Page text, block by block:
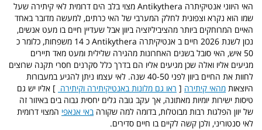
האי היווני אנטיקיתרה Antikythera מצוי בלב הים דרומית לאי קיתירה שעל
שמו הוא נקרא וצפונית לחלק המערבי של האי כרתים, למעשה מדובר באחד
האיים המרוחקים ביותר מהציביליזציה ביוון אבל שעדיין חיים בו מעט אנשים,
נכון לשנת 2026 חיים ב אנטיקיתרה Antikythera כ 14 משפחות, כלומר כ
50 איש, האי סובל בשנים האחרונות מהגירה שלילית ומעט מאד תיירים
מגיעים אליו ואלה שכן מגיעים אליו הם בדרך כלל סקרנים חסרי תקנה שרוצים
לחוות את החיים ביוון לפני 40-50 שנה. לאי עצמו ניתן להגיע במעבורות
היוצאות מהאי קיתירה [ ראו גם מלונות באנטיקיתירה וקיתירה ] אליו יש גם
טיסות ישירות יומיות מאתונה, אך עקב גובה גלים יחסית גבוה בים באיזור זה
של יוון הפלגות רבות מבוטלות, בדומה למה שקורהבאי אנאפי המצוי דרומית
לאי סנטוריני, ולכן קשה לקיים בו חיים סדירים.